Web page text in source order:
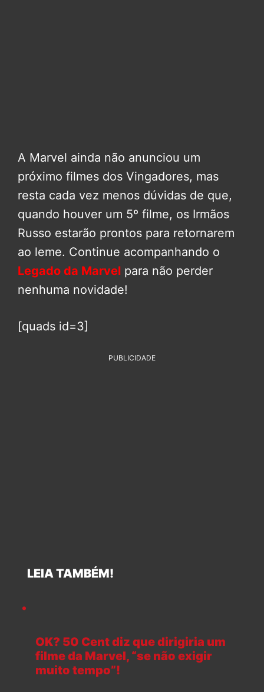
A Marvel ainda não anunciou um
próximo filmes dos Vingadores, mas
resta cada vez menos dúvidas de que,
quando houver um 5º filme, os Irmãos
Russo estarão prontos para retornarem
ao leme. Continue acompanhando o
Legado da Marvel para não perder
nenhuma novidade!
[quads id=3]
PUBLICIDADE
LEIA TAMBÉM!
OK? 50 Cent diz que dirigiria um
filme da Marvel, “se não exigir
muito tempo”!